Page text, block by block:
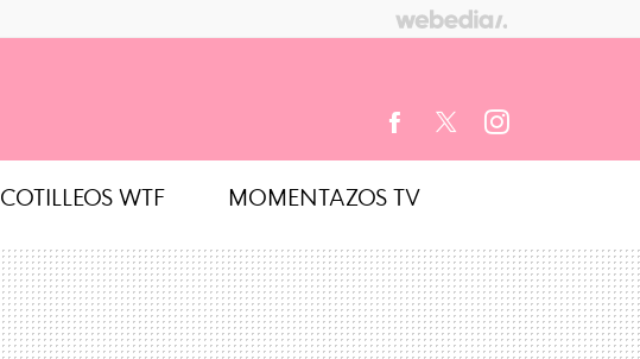
COTILLEOS WTF MOMENTAZOS TV